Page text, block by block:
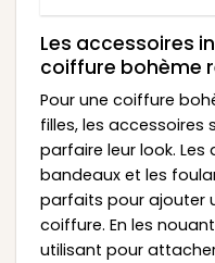
Les accessoires
coiffure bohème
Pour une coiffure
filles, les accessoires
parfaire leur look.
bandeaux et les
parfaits pour ajouter
coiffure. En les
utilisant pour